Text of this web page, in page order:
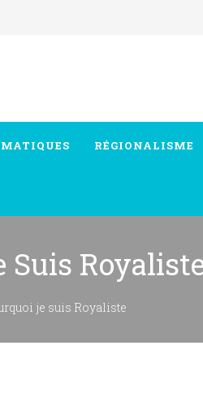
RÉGIONALISME
Suis
je suis Royaliste